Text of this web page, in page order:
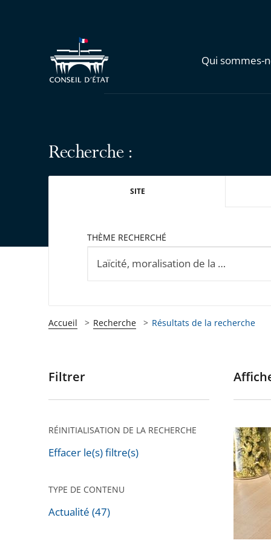
Qui sommes-
Recherche :
SITE
THÈME RECHERCHÉ
Accueil Recherche Résultats de la recherche
Passer
pour
après
Filtrer
RÉINITIALISATION DE LA RECHERCHE
Effacer le(s) filtre(s)
TYPE DE CONTENU
Actualité (47)
CBD
:
de
la